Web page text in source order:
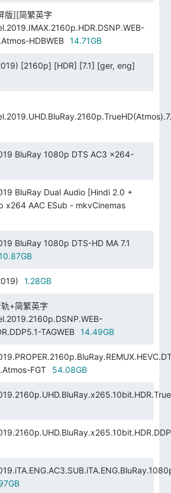
版][简繁英字
HDBWEB
14.71GB
[2160p] [HDR] [7.1] [ger, eng]
BluRay 1080p DTS AC3 x264-
BluRay Dual Audio [Hindi 2.0 +
x264 AAC ESub - mkvCinemas
BluRay 1080p DTS-HD MA 7.1
1.28GB
+简繁英字
TAGWEB
14.49GB
FGT
54.08GB